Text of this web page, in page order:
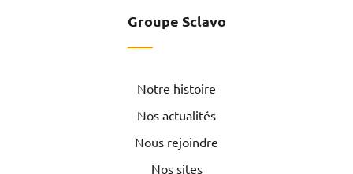
Groupe Sclavo
Notre histoire
Nos actualités
Nous rejoindre
Nos sites